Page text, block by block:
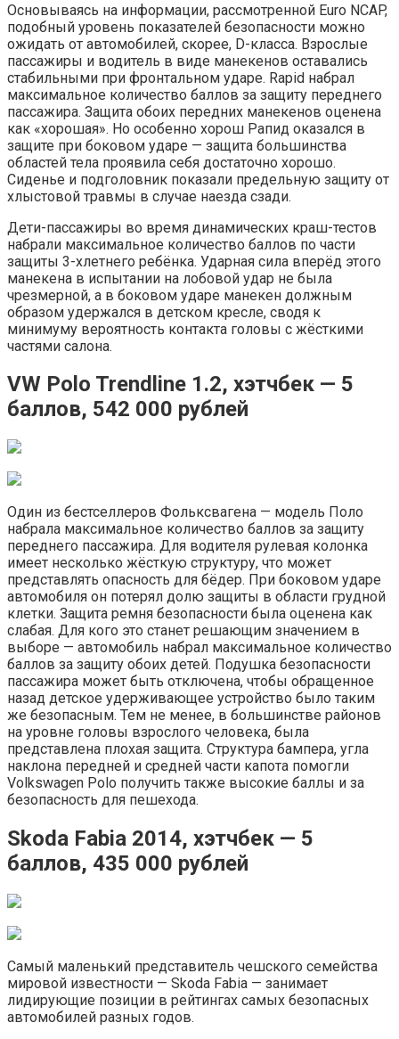
Основываясь на информации, рассмотренной Euro NCAP,
подобный уровень показателей безопасности можно
ожидать от автомобилей, скорее, D-класса. Взрослые
пассажиры и водитель в виде манекенов оставались
стабильными при фронтальном ударе. Rapid набрал
максимальное количество баллов за защиту переднего
пассажира. Защита обоих передних манекенов оценена
как «хорошая». Но особенно хорош Рапид оказался в
защите при боковом ударе — защита большинства
областей тела проявила себя достаточно хорошо.
Сиденье и подголовник показали предельную защиту от
хлыстовой травмы в случае наезда сзади.
Дети-пассажиры во время динамических краш-тестов
набрали максимальное количество баллов по части
защиты 3-хлетнего ребёнка. Ударная сила вперёд этого
манекена в испытании на лобовой удар не была
чрезмерной, а в боковом ударе манекен должным
образом удержался в детском кресле, сводя к
минимуму вероятность контакта головы с жёсткими
частями салона.
VW Polo Trendline 1.2, хэтчбек — 5
баллов, 542 000 рублей
Один из бестселлеров Фольксвагена — модель Поло
набрала максимальное количество баллов за защиту
переднего пассажира. Для водителя рулевая колонка
имеет несколько жёсткую структуру, что может
представлять опасность для бёдер. При боковом ударе
автомобиля он потерял долю защиты в области грудной
клетки. Защита ремня безопасности была оценена как
слабая. Для кого это станет решающим значением в
выборе — автомобиль набрал максимальное количество
баллов за защиту обоих детей. Подушка безопасности
пассажира может быть отключена, чтобы обращенное
назад детское удерживающее устройство было таким
же безопасным. Тем не менее, в большинстве районов
на уровне головы взрослого человека, была
представлена плохая защита. Структура бампера, угла
наклона передней и средней части капота помогли
Volkswagen Polo получить также высокие баллы и за
безопасность для пешехода.
Skoda Fabia 2014, хэтчбек — 5
баллов, 435 000 рублей
Самый маленький представитель чешского семейства
мировой известности — Skoda Fabia — занимает
лидирующие позиции в рейтингах самых безопасных
автомобилей разных годов.